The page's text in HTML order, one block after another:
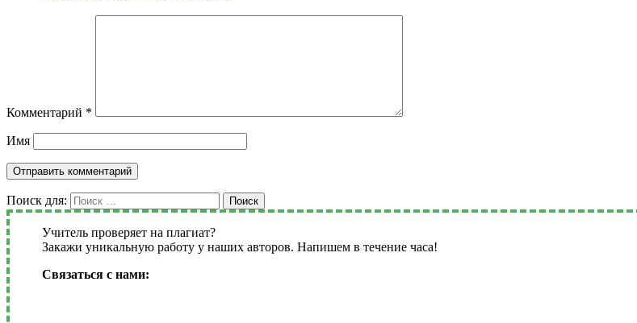
Комментарий *
Имя
Поиск для: Поиск
Учитель проверяет на плагиат?
Закажи уникальную работу у наших авторов. Напишем в течение часа!
Связаться с нами: